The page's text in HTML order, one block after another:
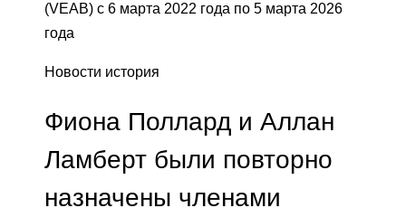
(VEAB) с 6 марта 2022 года по 5 марта 2026
года
Новости история
Фиона Поллард и Аллан
Ламберт были повторно
назначены членами